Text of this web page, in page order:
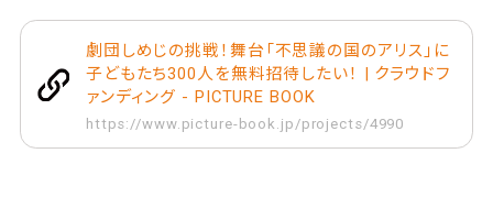
劇団しめじの挑戦！舞台「不思議の国のアリス」に
子どもたち300人を無料招待したい！ | クラウドフ
ァンディング - PICTURE BOOK
https://www.picture-book.jp/projects/4990